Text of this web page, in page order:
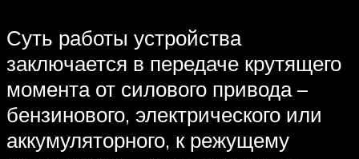
Суть работы устройства
заключается в передаче крутящего
момента от силового привода –
бензинового, электрического или
аккумуляторного, к режущему